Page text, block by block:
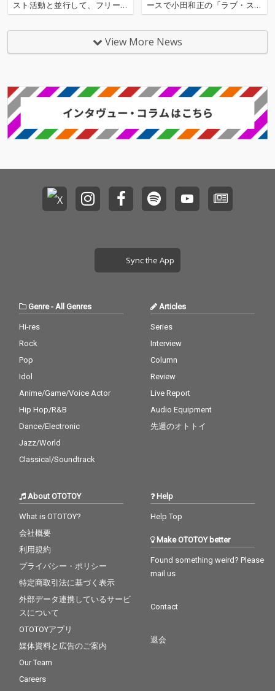
スト活動と並行して、フリーラ
イターとしてOTOTOYでニュー
ス記事を書いているAFAMooと
申します。今回も毎週更新中の
Spotifyプレイリスト「Tokyo C
ースで小田和正の「ラブ・スト
ーリーは突然に」をカヴァーす
ることが決定した。 今回フジテ
レビが3月15日（金）と3月31日
(日)の2日間にわたり放送す
エ
View More News
Sync the App
Genre-All Genres
Hi-res
Rock
Pop
Idol
Anime/Game/Voice Actor
Hip Hop/R&B
Dance/Electronic
Jazz/World
Classical/Soundtrack
Articles
Series
Interview
Column
Review
Live Report
Audio Equipment
先週のオトトイ
About OTOTOY
What is OTOTOY?
会社概要
利用規約
プライバシー・ポリシー
特定商取引法に基づく表示
外部データ連携しているサービ
スについて
OTOTOYアプリ
媒体資料と広告のご案内
Our Team
Careers
Help
Help Top
Make OTOTOY better
Found something weird? Please
mail us
Contact
退会